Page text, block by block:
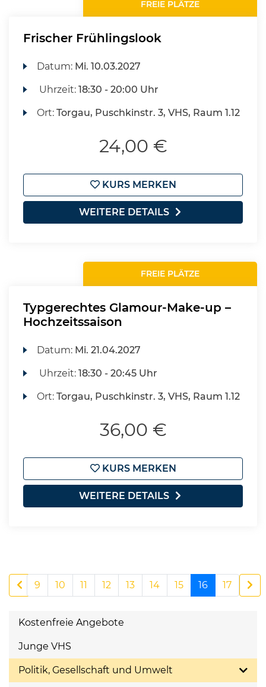
FREIE PLÄTZE
Frischer Frühlingslook
Datum: Mi. 10.03.2027
Uhrzeit:18:30 - 20:00 Uhr
Ort:Torgau, Puschkinstr. 3, VHS, Raum 1.12
24,00 €
KURS MERKEN
WEITERE DETAILS
FREIE PLÄTZE
Typgerechtes Glamour-Make-up –
Hochzeitssaison
Datum: Mi. 21.04.2027
Uhrzeit:18:30 - 20:45 Uhr
Ort:Torgau, Puschkinstr. 3, VHS, Raum 1.12
36,00 €
KURS MERKEN
WEITERE DETAILS
9 10 11 12 13 14 15 16 17
Kostenfreie Angebote
Junge VHS
Politik, Gesellschaft und Umwelt